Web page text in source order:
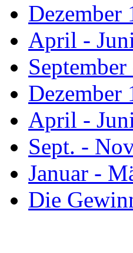
Dezember
April -
Dezember
April -
Sept. -
Januar -
Die